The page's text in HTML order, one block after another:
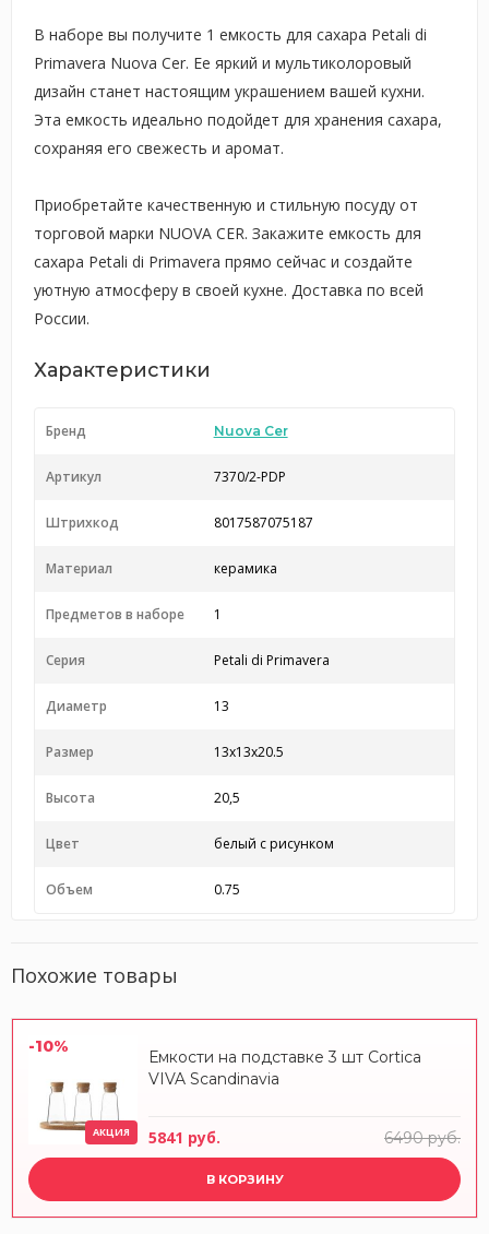
В наборе вы получите 1 емкость для сахара Petali di
Primavera Nuova Cer. Ее яркий и мультиколоровый
дизайн станет настоящим украшением вашей кухни.
Эта емкость идеально подойдет для хранения сахара,
сохраняя его свежесть и аромат.
Приобретайте качественную и стильную посуду от
торговой марки NUOVA CER. Закажите емкость для
сахара Petali di Primavera прямо сейчас и создайте
уютную атмосферу в своей кухне. Доставка по всей
России.
Характеристики
Бренд Nuova Cer
Артикул 7370/2-PDP
Штрихкод 8017587075187
Материал керамика
Предметов в наборе 1
Серия Petali di Primavera
Диаметр 13
Размер 13x13x20.5
Высота 20,5
Цвет белый с рисунком
Объем 0.75
Похожие товары
-10%
АКЦИЯ
Емкости на подставке 3 шт Cortica
VIVA Scandinavia
5841 руб. 6490 руб.
В КОРЗИНУ